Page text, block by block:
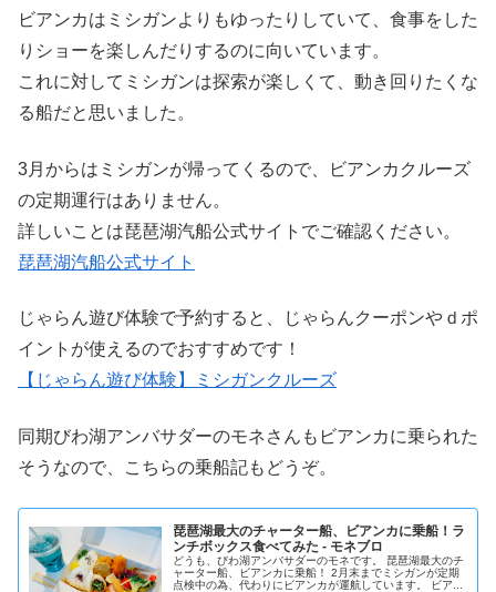
ビアンカはミシガンよりもゆったりしていて、食事をした
りショーを楽しんだりするのに向いています。
これに対してミシガンは探索が楽しくて、動き回りたくな
る船だと思いました。
3月からはミシガンが帰ってくるので、ビアンカクルーズ
の定期運行はありません。
詳しいことは琵琶湖汽船公式サイトでご確認ください。
琵琶湖汽船公式サイト
じゃらん遊び体験で予約すると、じゃらんクーポンやｄポ
イントが使えるのでおすすめです！
【じゃらん遊び体験】ミシガンクルーズ
同期びわ湖アンバサダーのモネさんもビアンカに乗られた
そうなので、こちらの乗船記もどうぞ。
琵琶湖最大のチャーター船、ビアンカに乗船！ラ
ンチボックス食べてみた - モネブロ
どうも、びわ湖アンバサダーのモネです。 琵琶湖最大のチ
ャーター船、ビアンカに乗船！ 2月末までミシガンが定期
点検中の為、代わりにビアンカが運航しています。 ビア...